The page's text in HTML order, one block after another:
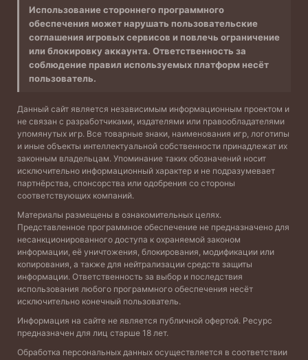
Использование стороннего программного
обеспечения может нарушать пользовательские
соглашения игровых сервисов и повлечь ограничение
или блокировку аккаунта. Ответственность за
соблюдение правил используемых платформ несёт
пользователь.
Данный сайт является независимым информационным проектом и
не связан с разработчиками, издателями или правообладателями
упомянутых игр. Все товарные знаки, наименования игр, логотипы
и иные объекты интеллектуальной собственности принадлежат их
законным владельцам. Упоминание таких обозначений носит
исключительно информационный характер и не подразумевает
партнёрства, спонсорства или одобрения со стороны
соответствующих компаний.
Материалы размещены в ознакомительных целях.
Представленное программное обеспечение не предназначено для
несанкционированного доступа к охраняемой законом
информации, её уничтожения, блокирования, модификации или
копирования, а также для нейтрализации средств защиты
информации. Ответственность за выбор и последствия
использования любого программного обеспечения несёт
исключительно конечный пользователь.
Информация на сайте не является публичной офертой. Ресурс
предназначен для лиц старше 18 лет.
Обработка персональных данных осуществляется в соответствии